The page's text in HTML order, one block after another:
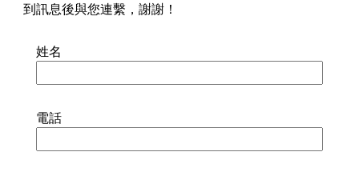
到訊息後與您連繫，謝謝！
姓名
電話